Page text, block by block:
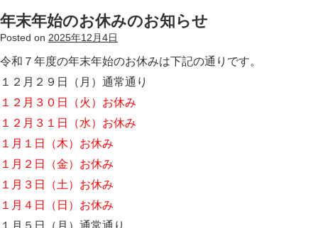
年末年始のお休みのお知らせ
Posted on 2025年12月4日
令和７年度の年末年始のお休みは下記の通りです。
１２月２９日（月）通常通り
１２月３０日（火）お休み
１２月３１日（水）お休み
１月１日（木）お休み
１月２日（金）お休み
１月３日（土）お休み
１月４日（日）お休み
１月５日（月）通常通り